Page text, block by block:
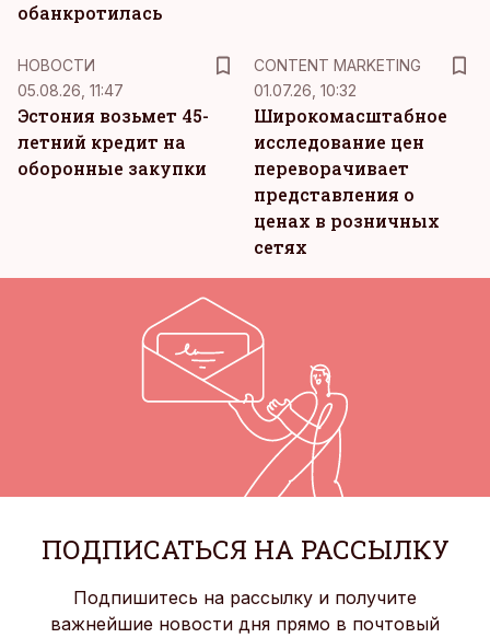
обанкротилась
НОВОСТИ
05.08.26, 11:47
Эстония возьмет 45-
летний кредит на
оборонные закупки
CONTENT MARKETING
01.07.26, 10:32
Широкомасштабное
исследование цен
переворачивает
представления о
ценах в розничных
сетях
ПОДПИСАТЬСЯ НА РАССЫЛКУ
Подпишитесь на рассылку и получите
важнейшие новости дня прямо в почтовый